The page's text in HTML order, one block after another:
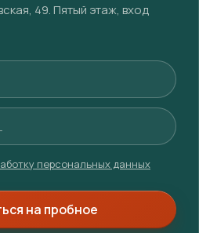
49. Пятый этаж, вход
персональных данных
на пробное